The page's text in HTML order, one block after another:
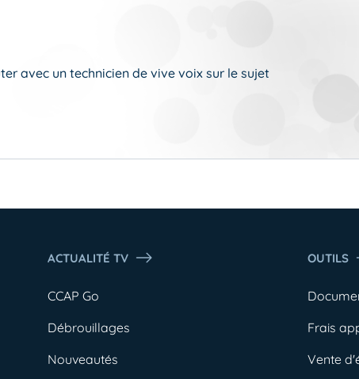
avec un technicien de vive voix sur le sujet
ACTUALITÉ TV
CCAP Go
Débrouillages
Nouveautés
OUTILS
Frais
Vente